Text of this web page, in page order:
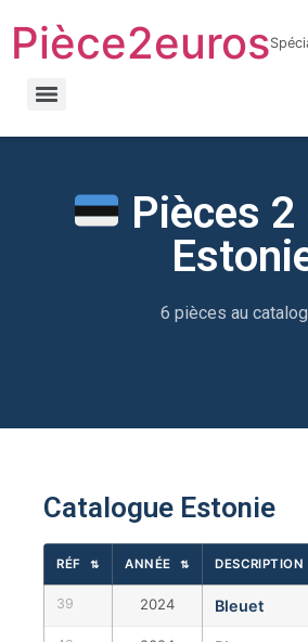
LnyacO_HdHZmhxKtnaFXQuhcbF-
Pièce2euros
Pièces 2
6 pièces au
Catalogue Estonie
RÉF ⇅ ANNÉE ⇅ DESCRIPTION
39 2024 Bleuet